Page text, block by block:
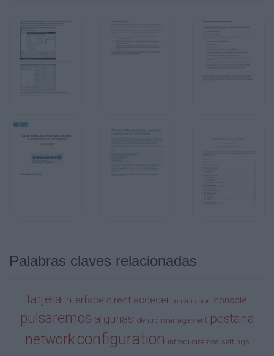
Palabras claves relacionadas
tarjeta interface direct acceder continuacion console
pulsaremos algunas dentro management pestana
network configuration introduciremos settings